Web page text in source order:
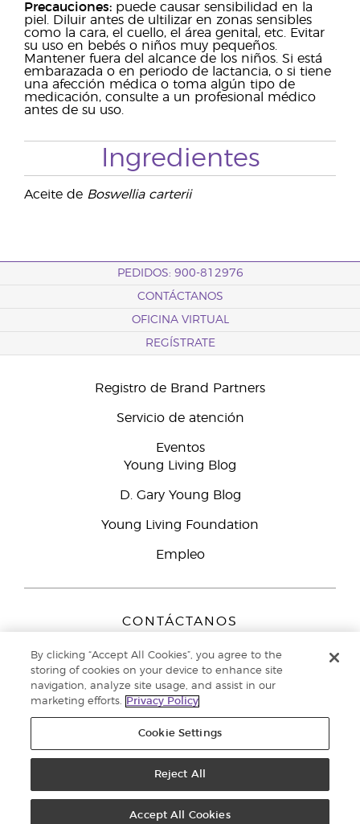
Precauciones: puede causar sensibilidad en la
piel. Diluir antes de ultilizar en zonas sensibles
como la cara, el cuello, el área genital, etc. Evitar
su uso en bebés o niños muy pequeños.
Mantener fuera del alcance de los niños. Si está
embarazada o en periodo de lactancia, o si tiene
una afección médica o toma algún tipo de
medicación, consulte a un profesional médico
antes de su uso.
Ingredientes
Aceite de Boswellia carterii
PEDIDOS: 900-812976
CONTÁCTANOS
OFICINA VIRTUAL
REGÍSTRATE
Registro de Brand Partners
Servicio de atención
Eventos
Young Living Blog
D. Gary Young Blog
Young Living Foundation
Empleo
CONTÁCTANOS
Peizerweg 97
9727 AJ Groningen
Netherlands
Servicio de atención:900-812976
reservados. |Política de privacidad
By clicking “Accept All Cookies”, you agree to the
storing of cookies on your device to enhance site
navigation, analyze site usage, and assist in our
marketing efforts.
Privacy Policy
Cookie Settings
Reject All
Accept All Cookies